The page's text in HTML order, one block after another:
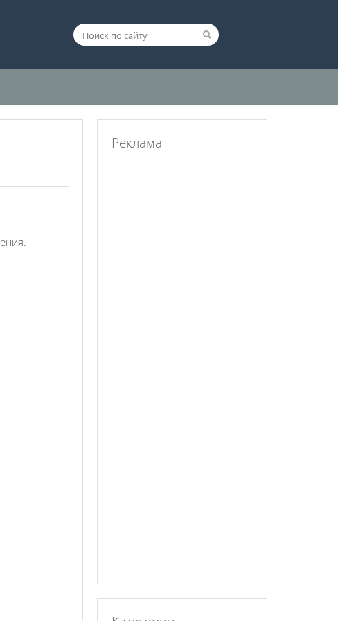
Реклама